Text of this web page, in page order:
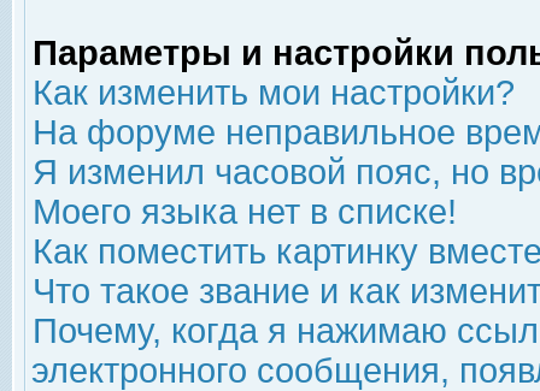
Параметры и настройки
Как изменить мои настройки?
На форуме неправильное
Я изменил часовой пояс, но
Моего языка нет в списке!
Как поместить картинку
Что такое звание и как
Почему, когда я нажимаю
электронного сообщения,